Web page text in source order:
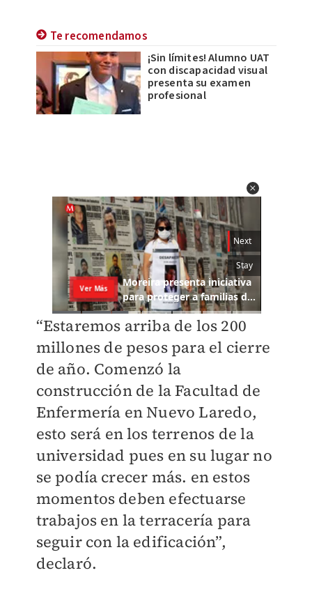
Te recomendamos
¡Sin límites! Alumno UAT
con discapacidad visual
presenta su examen
profesional
“Estaremos arriba de los 200
millones de pesos para el cierre
de año. Comenzó la
construcción de la Facultad de
Enfermería en Nuevo Laredo,
esto será en los terrenos de la
universidad pues en su lugar no
se podía crecer más. en estos
momentos deben efectuarse
trabajos en la terracería para
seguir con la edificación”,
declaró.